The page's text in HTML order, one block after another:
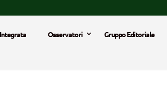
Osservatori Gruppo Editoriale